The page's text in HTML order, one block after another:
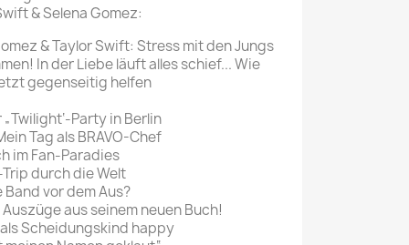
& Selena Gomez:
& Taylor Swift: Stress mit den Jungs
In der Liebe läuft alles schief... Wie
gegenseitig helfen
Party in Berlin
Tag als BRAVO-Chef
im Fan-Paradies
durch die Welt
vor dem Aus?
aus seinem neuen Buch!
Scheidungskind happy